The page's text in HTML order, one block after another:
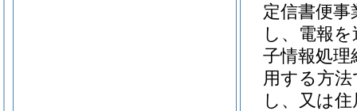
定信書便
し、電報
子情報処
用する方
し、又は